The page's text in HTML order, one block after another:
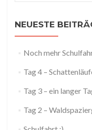
NEUESTE
Noch mehr
Tag 4 –
Tag 3 – ein langer
Tag 2 –